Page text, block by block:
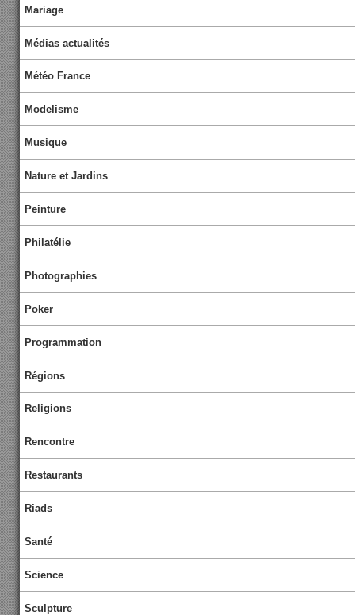
Mariage
Médias actualités
Météo France
Modelisme
Musique
Nature et Jardins
Peinture
Philatélie
Photographies
Poker
Programmation
Régions
Religions
Rencontre
Restaurants
Riads
Santé
Science
Sculpture